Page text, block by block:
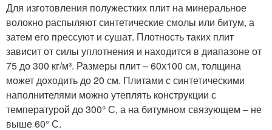
Для изготовления полужестких плит на минеральное
волокно распыляют синтетические смолы или битум, а
затем его прессуют и сушат. Плотность таких плит
зависит от силы уплотнения и находится в диапазоне от
75 до 300 кг/м³. Размеры плит – 60х100 см, толщина
может доходить до 20 см. Плитами с синтетическими
наполнителями можно утеплять конструкции с
температурой до 300° С, а на битумном связующем – не
выше 60° С.